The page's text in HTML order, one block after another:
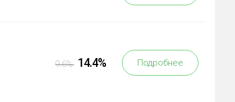
9.6% 14.4% Подробнее